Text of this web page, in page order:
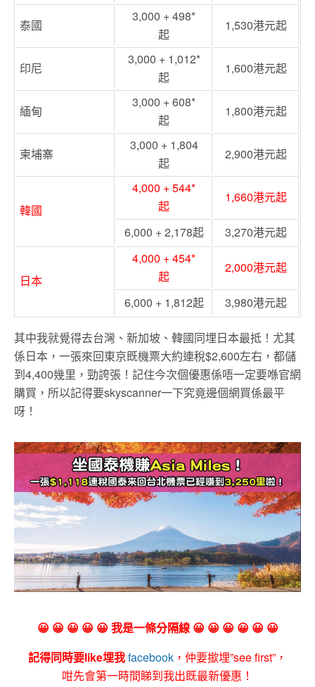
泰國
3,000 +498*
起
1,530港元起
印尼
3,000 + 1,012*
起
1,600港元起
緬甸
3,000 +608*
起
1,800港元起
柬埔寨
3,000 + 1,804
起
2,900港元起
韓國
4,000 +544*
起
1,660港元起
6,000 +2,178起 3,270港元起
日本
4,000 +454*
起
2,000港元起
6,000 + 1,812起 3,980港元起
其中我就覺得去台灣、新加坡、韓國同埋日本最抵！尤其
係日本，一張來回東京既機票大約連稅$2,600左右，都儲
到4,400幾里，勁誇張！記住今次個優惠係唔一定要喺官網
購買，所以記得要skyscanner一下究竟邊個網買係最平
呀！
😀 😀 😀 😀 😀 我是一條分隔線 😀 😀 😀 😀 😀 😀
記得同時要like埋我facebook ，仲要撳埋”see first”，
咁先會第一時間睇到我出既最新優惠！